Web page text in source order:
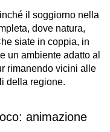
il soggiorno nella
dove natura,
siate in coppia, in
un ambiente adatto al
rimanendo vicini alle
della regione.
animazione